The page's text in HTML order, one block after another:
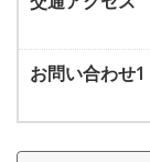
お問い合わせ1